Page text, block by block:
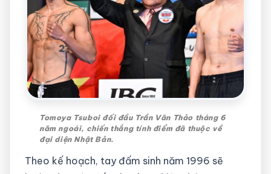
Tomoya Tsuboi đối đầu Trần Văn Thảo tháng 6
năm ngoái, chiến thắng tính điểm đã thuộc về
đại diện Nhật Bản.
Theo kế hoạch, tay đấm sinh năm 1996 sẽ